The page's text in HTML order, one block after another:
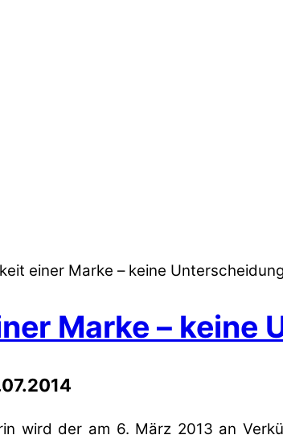
einer Marke – keine
Marke – keine
wird der am 6. März 2013 an